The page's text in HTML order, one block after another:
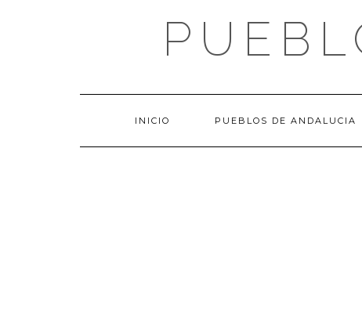
INICIO PUEBLOS DE ANDALUCIA